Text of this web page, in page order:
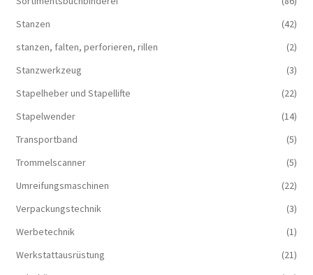
Stanzen
(42)
stanzen, falten, perforieren, rillen
(2)
Stanzwerkzeug
(3)
Stapelheber und Stapellifte
(22)
Stapelwender
(14)
Transportband
(5)
Trommelscanner
(5)
Umreifungsmaschinen
(22)
Verpackungstechnik
(3)
Werbetechnik
(1)
Werkstattausrüstung
(21)